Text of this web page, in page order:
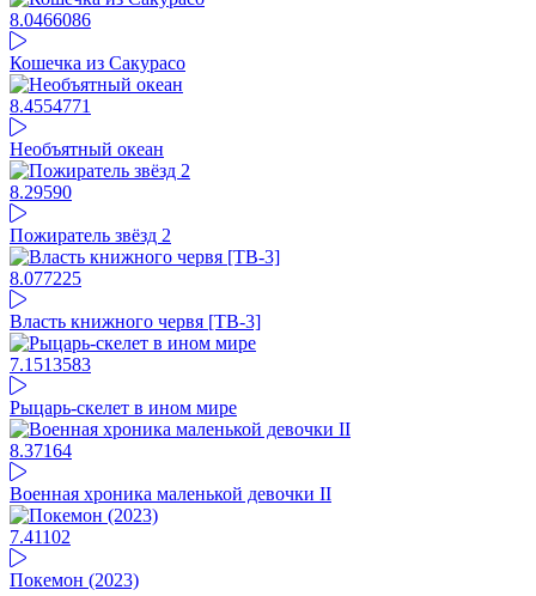
8.0466086
Кошечка из Сакурасо
8.4554771
Необъятный океан
8.29590
Пожиратель звёзд 2
8.077225
Власть книжного червя [ТВ-3]
7.1513583
Рыцарь-скелет в ином мире
8.37164
Военная хроника маленькой девочки II
7.41102
Покемон (2023)